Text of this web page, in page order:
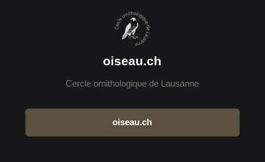
oiseau.ch
Cercle ornithologique de Lausanne
oiseau.ch